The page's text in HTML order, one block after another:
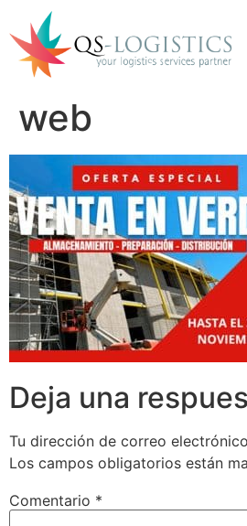
web
Deja una
Tu dirección de correo
Los campos obligatorios están
Comentario *